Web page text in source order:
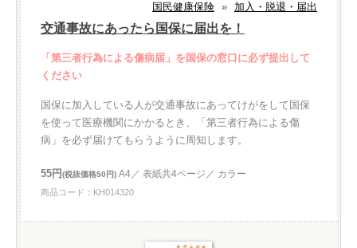
国民健康保険 » 加入・脱退・届出
交通事故にあったら国保に届出を！
「第三者行為による傷病届」を国保の窓口に必ず提出して
ください
国保に加入している人が交通事故にあってけがをして国保
を使って医療機関にかかるとき、「第三者行為による傷
病」を必ず届けてもらうように周知します。
55円(税抜価格50円) A4／ 表紙共4ページ／ カラー
商品コード：KH014320